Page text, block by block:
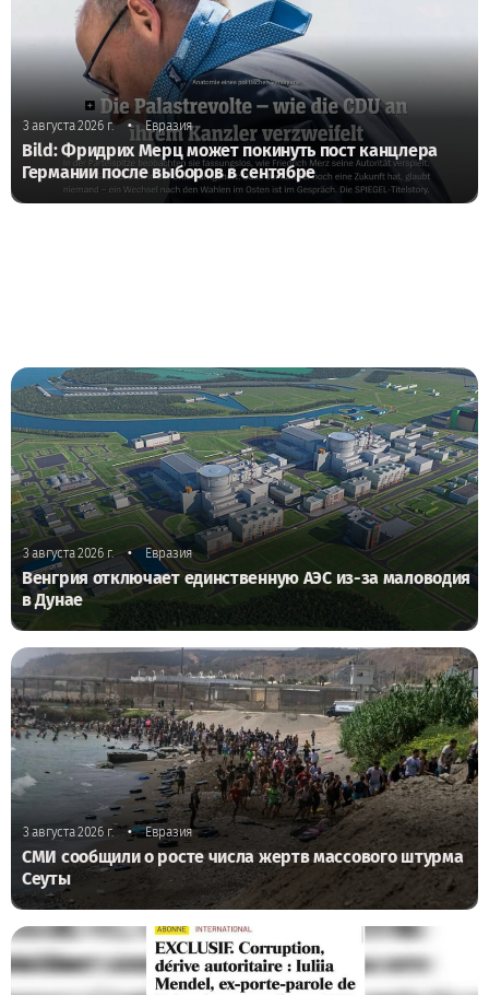
3 августа 2026 г. • Евразия
Bild: Фридрих Мерц может покинуть пост канцлера
Германии после выборов в сентябре
3 августа 2026 г. • Евразия
Венгрия отключает единственную АЭС из-за маловодия
в Дунае
3 августа 2026 г. • Евразия
СМИ сообщили о росте числа жертв массового штурма
Сеуты